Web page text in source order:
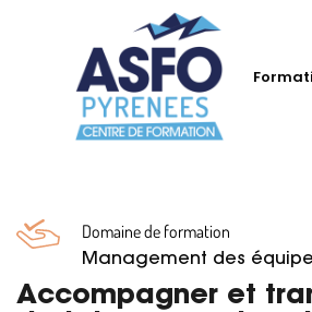
Domaine de formation
Management des
Accompagner et